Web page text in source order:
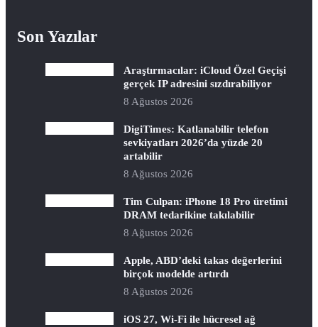
Son Yazılar
Araştırmacılar: iCloud Özel Geçişi
gerçek IP adresini sızdırabiliyor
8 Ağustos 2026
DigiTimes: Katlanabilir telefon
sevkiyatları 2026’da yüzde 20
artabilir
8 Ağustos 2026
Tim Culpan: iPhone 18 Pro üretimi
DRAM tedarikine takılabilir
8 Ağustos 2026
Apple, ABD’deki takas değerlerini
birçok modelde artırdı
8 Ağustos 2026
iOS 27, Wi-Fi ile hücresel ağ